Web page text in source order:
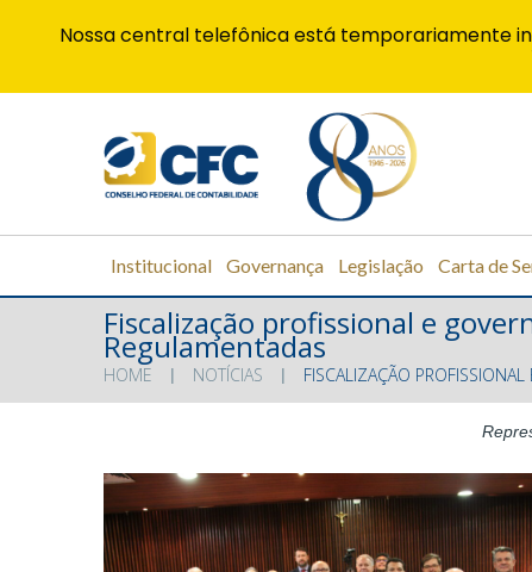
Institucional Governança Legislação Carta de
Fiscalização profissional e
Regulamentadas
HOME NOTÍCIAS FISCALIZAÇÃO
Nossa central telefônica está temporariamente